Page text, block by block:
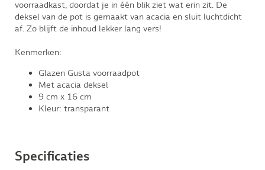
voorraadkast, doordat je in één blik ziet wat erin zit. De
deksel van de pot is gemaakt van acacia en sluit luchtdicht
af. Zo blijft de inhoud lekker lang vers!
Kenmerken:
Glazen Gusta voorraadpot
Met acacia deksel
9 cm x 16 cm
Kleur: transparant
Specificaties